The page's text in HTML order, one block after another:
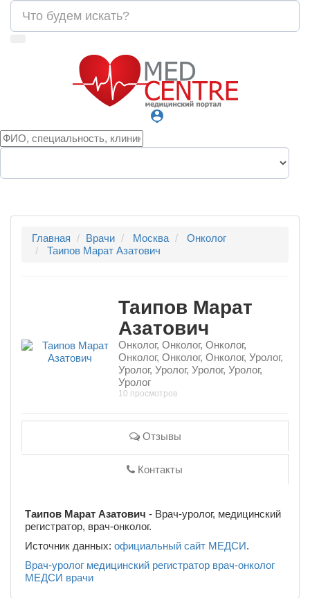
person_pin
Главная Врачи Москва
Онколог
Таипов Марат Азатович
Таипов Марат
Азатович
Онколог, Онколог, Онколог,
Онколог, Онколог, Онколог, Уролог,
Уролог, Уролог, Уролог, Уролог,
Уролог
10 просмотров
Отзывы
Контакты
Таипов Марат Азатович - Врач-уролог, медицинский
регистратор, врач-онколог.
Источник данных: официальный сайт МЕДСИ.
Врач-уролог медицинский регистратор врач-онколог
МЕДСИ врачи